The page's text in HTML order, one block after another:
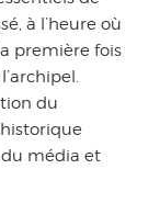
à l’heure où
première fois
du
du média et